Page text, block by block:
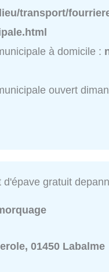
transport/
à domicile :
ouvert
gratuit
01450 Labalme